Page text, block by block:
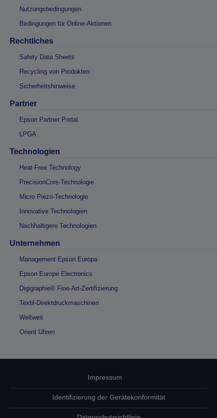
Nutzungsbedingungen
Bedingungen für Online-Aktionen
Rechtliches
Safety Data Sheets
Recycling von Produkten
Sicherheitshinweise
Partner
Epson Partner Portal
LPGA
Technologien
Heat-Free Technology
PrecisionCore-Technologie
Micro Piezo-Technologie
Innovative Technologien
Nachhaltigere Technologien
Unternehmen
Management Epson Europa
Epson Europe Electronics
Digigraphie® Fine-Art-Zertifizierung
Textil-Direktdruckmaschinen
Weltweit
Orient Uhren
Impressum
Identifizierung der Gerätekonformität